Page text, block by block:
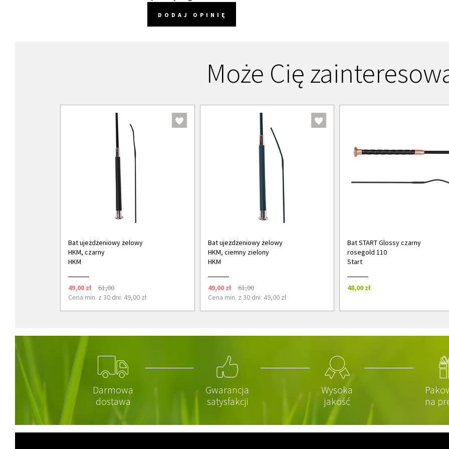
DODAJ OPINIĘ
Może Cię
Bat ujeżdżeniowy żelowy
HKM, czarny
HKM
49,00 zł
61,00
Cena min. z 30 dni: 49,00 zł
Bat ujeżdżeniowy żelowy
HKM, ciemny zielony
HKM
49,00 zł
61,00
Cena min. z 30 dni: 49,00 zł
Bat START Glossy czarny
rosegold 110
Start
48,00 zł
Darmowa
dostawa
Gwarancja
satysfakcji
Wysoka
jakość
na